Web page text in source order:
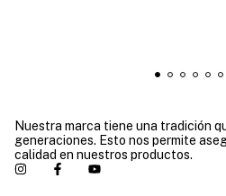
Nuestra marca tiene una tradición
generaciones. Esto nos permite
calidad en nuestros productos.